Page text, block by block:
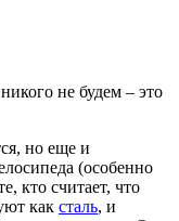
не будем – это
но еще и
(особенно
кто считает, что
как сталь, и